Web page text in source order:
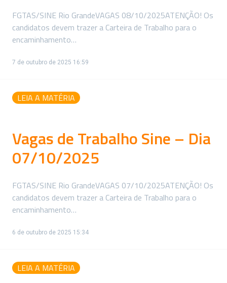
FGTAS/SINE Rio GrandeVAGAS 08/10/2025ATENÇÃO! Os
candidatos devem trazer a Carteira de Trabalho para o
encaminhamento…
7 de outubro de 2025 16:59
LEIA A MATÉRIA
Vagas de Trabalho Sine – Dia
07/10/2025
FGTAS/SINE Rio GrandeVAGAS 07/10/2025ATENÇÃO! Os
candidatos devem trazer a Carteira de Trabalho para o
encaminhamento…
6 de outubro de 2025 15:34
LEIA A MATÉRIA